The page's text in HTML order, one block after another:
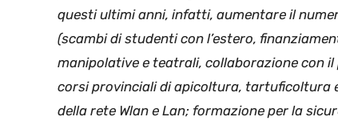
questi ultimi anni, infatti, aumentare il
(scambi di studenti con l’estero,
manipolative e teatrali, collaborazione con
corsi provinciali di apicoltura, tartuficoltura
della rete Wlan e Lan; formazione per la